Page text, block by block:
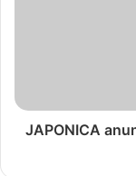
JAPONICA